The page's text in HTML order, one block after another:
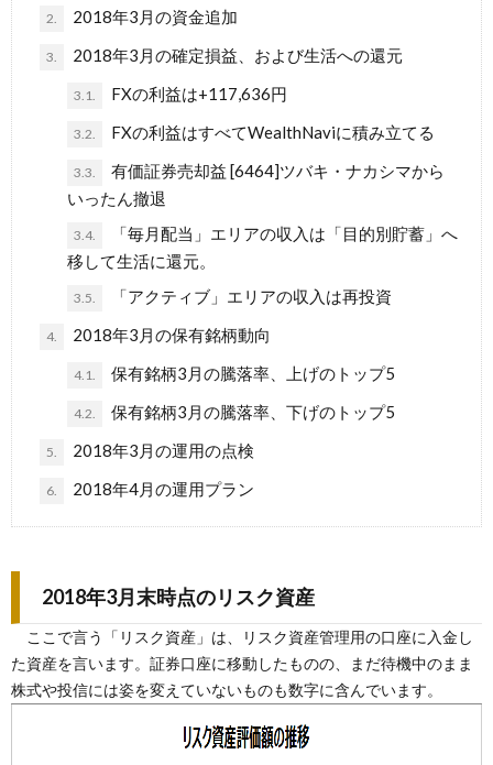
2. 2018年3月の資金追加
3. 2018年3月の確定損益、および生活への還元
3.1. FXの利益は+117,636円
3.2. FXの利益はすべてWealthNaviに積み立てる
3.3.
有価証券売却益 [6464]ツバキ・ナカシマから
いったん撤退
3.4.
「毎月配当」エリアの収入は「目的別貯蓄」へ
移して生活に還元。
3.5. 「アクティブ」エリアの収入は再投資
4. 2018年3月の保有銘柄動向
4.1. 保有銘柄3月の騰落率、上げのトップ5
4.2. 保有銘柄3月の騰落率、下げのトップ5
5. 2018年3月の運用の点検
6. 2018年4月の運用プラン
2018年3月末時点のリスク資産
ここで言う「リスク資産」は、リスク資産管理用の口座に入金し
た資産を言います。証券口座に移動したものの、まだ待機中のまま
株式や投信には姿を変えていないものも数字に含んでいます。